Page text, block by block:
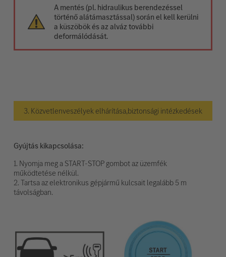
A mentés (pl. hidraulikus berendezéssel
történő alátámasztással) során el kell kerülni
a küszöbök és az alváz további
deformálódását.
3. Közvetlenveszélyek elhárítása,biztonsági intézkedések
Gyújtás kikapcsolása:
1. Nyomja meg a START-STOP gombot az üzemfék
működtetése nélkül.
2. Tartsa az elektronikus gépjármű kulcsait legalább 5 m
távolságban.